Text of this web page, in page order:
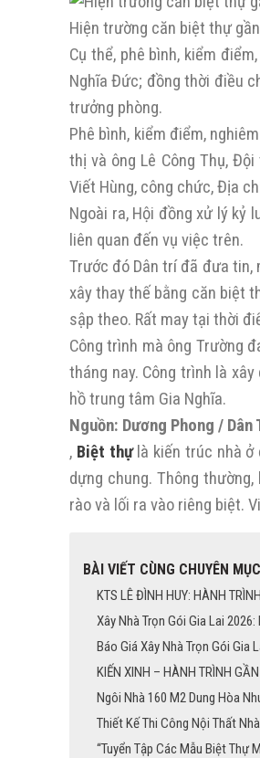
Hiện trường căn biệt thự
Cụ thể, phê bình, kiểm
Nghĩa Đức; đồng thời điều
trưởng phòng.
Phê bình, kiểm điểm,
thị và ông Lê Công Thụ,
Viết Hùng, công chức, Địa
Ngoài ra, Hội đồng xử lý kỷ
liên quan đến vụ việc trên.
Trước đó Dân trí đã đưa tin,
xây thay thế bằng căn biệt
sập theo. Rất may tại thời
Công trình mà ông Trường
tháng nay. Công trình là
hồ trung tâm Gia Nghĩa.
Nguồn: Dương Phong / Dân
, Biệt thựlà kiến trúc nhà ở
dựng chung. Thông thường,
rào và lối ra vào riêng biệt.
BÀI VIẾT CÙNG CHUYÊN MỤC
KTS LÊ ĐÌNH HUY: HÀNH
Xây Nhà Trọn Gói Gia Lai
Báo Giá Xây Nhà Trọn Gói Gia
KIẾN XINH – HÀNH TRÌNH
Ngôi Nhà 160 M2 Dung Hòa
Thiết Kế Thi Công Nội Thất
“Tuyển Tập Các Mẫu Biệt Thự